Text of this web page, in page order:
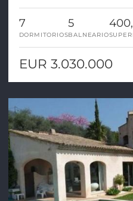
7
DORMITORIOS
5
BALNEARIO
EUR 3.030.000